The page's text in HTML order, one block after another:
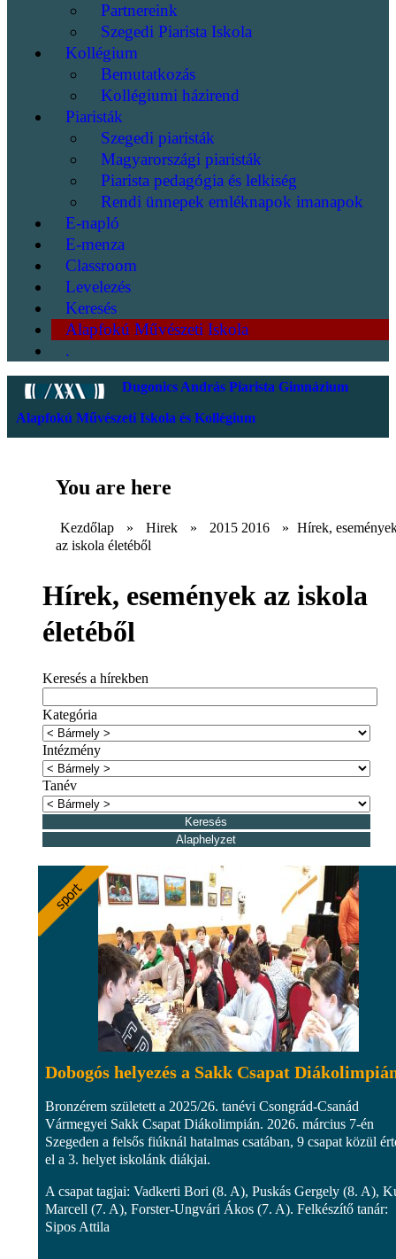
Partnereink
Szegedi Piarista Iskola
Kollégium
Bemutatkozás
Kollégiumi házirend
Piaristák
Szegedi piaristák
Magyarországi piaristák
Piarista pedagógia és lelkiség
Rendi ünnepek emléknapok imanapok
E-napló
E-menza
Classroom
Levelezés
Keresés
Alapfokú Művészeti Iskola
.
Dugonics András Piarista Gimnázium
Alapfokú Művészeti Iskola és Kollégium
You are here
Kezdőlap » Hirek » 2015 2016 » Hírek,
az iskola életéből
Hírek, események az iskola
életéből
Keresés a hírekben
Kategória
Intézmény
Tanév
Dobogós helyezés a Sakk Csapat
Bronzérem született a 2025/26. tanévi Csongrád-Csanád
Vármegyei Sakk Csapat Diákolimpián. 2026. március 7-én
Szegeden a felsős fiúknál hatalmas csatában, 9 csapat közül
el a 3. helyet iskolánk diákjai.
A csapat tagjai: Vadkerti Bori (8. A), Puskás Gergely (8. A),
Marcell (7. A), Forster-Ungvári Ákos (7. A). Felkészítő tanár:
Sipos Attila